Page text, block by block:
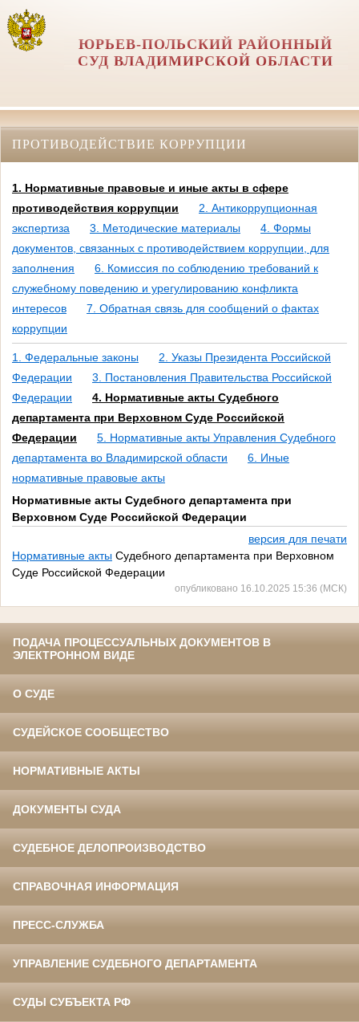
ЮРЬЕВ-ПОЛЬСКИЙ РАЙОННЫЙ
СУД ВЛАДИМИРСКОЙ ОБЛАСТИ
ПРОТИВОДЕЙСТВИЕ КОРРУПЦИИ
1. Нормативные правовые и иные акты в сфере
противодействия коррупции
2. Антикоррупционная
экспертиза
3. Методические материалы
4. Формы
документов, связанных с противодействием коррупции, для
заполнения
6. Комиссия по соблюдению требований к
служебному поведению и урегулированию конфликта
интересов
7. Обратная связь для сообщений о фактах
коррупции
1. Федеральные законы
2. Указы Президента Российской
Федерации
3. Постановления Правительства Российской
Федерации
4. Нормативные акты Судебного
департамента при Верховном Суде Российской
Федерации
5. Нормативные акты Управления Судебного
департамента во Владимирской области
6. Иные
нормативные правовые акты
Нормативные акты Судебного департамента при
Верховном Суде Российской Федерации
версия для печати
Нормативные акты Судебного департамента при Верховном
Суде Российской Федерации
опубликовано 16.10.2025 15:36 (МСК)
ПОДАЧА ПРОЦЕССУАЛЬНЫХ ДОКУМЕНТОВ В
ЭЛЕКТРОННОМ ВИДЕ
О СУДЕ
СУДЕЙСКОЕ СООБЩЕСТВО
НОРМАТИВНЫЕ АКТЫ
ДОКУМЕНТЫ СУДА
СУДЕБНОЕ ДЕЛОПРОИЗВОДСТВО
СПРАВОЧНАЯ ИНФОРМАЦИЯ
ПРЕСС-СЛУЖБА
УПРАВЛЕНИЕ СУДЕБНОГО ДЕПАРТАМЕНТА
СУДЫ СУБЪЕКТА РФ